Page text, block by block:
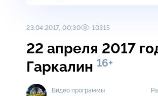
23.04.2017, 00:30 10315
22 апреля 2017
Гаркалин 16+
Видео программы